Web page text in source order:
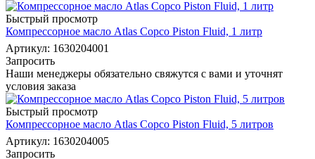
Быстрый просмотр
Компрессорное масло Atlas Copco Piston Fluid, 1 литр
Артикул: 1630204001
Запросить
Наши менеджеры обязательно свяжутся с вами и уточнят
условия заказа
Быстрый просмотр
Компрессорное масло Atlas Copco Piston Fluid, 5 литров
Артикул: 1630204005
Запросить